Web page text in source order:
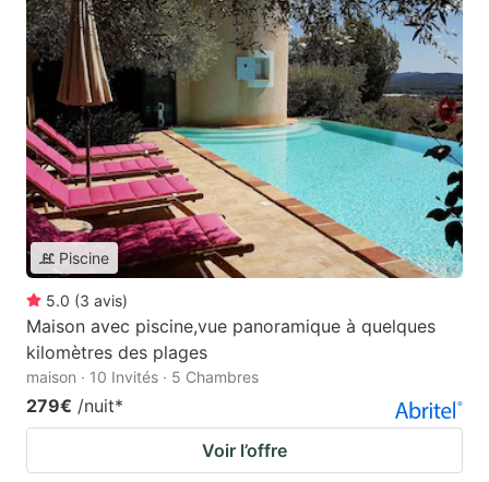
Piscine
5.0 (3 avis)
Maison avec piscine,vue panoramique à quelques
kilomètres des plages
maison · 10 Invités · 5 Chambres
279€ /nuit*
Voir l’offre